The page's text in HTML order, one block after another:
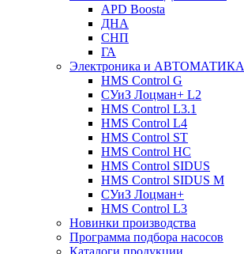
APD Boosta
ДНА
СНП
ГА
Электроника и АВТОМАТИКА
HMS Control G
СУиЗ Лоцман+ L2
HMS Control L3.1
HMS Control L4
HMS Control ST
HMS Control HC
HMS Control SIDUS
HMS Control SIDUS M
СУиЗ Лоцман+
HMS Control L3
Новинки производства
Программа подбора насосов
Каталоги продукции